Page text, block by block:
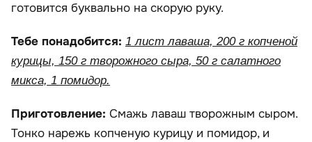
готовится буквально на скорую руку.
Тебе понадобится: 1 лист лаваша, 200 г копченой
курицы, 150 г творожного сыра, 50 г салатного
микса, 1 помидор.
Приготовление: Смажь лаваш творожным сыром.
Тонко нарежь копченую курицу и помидор, и